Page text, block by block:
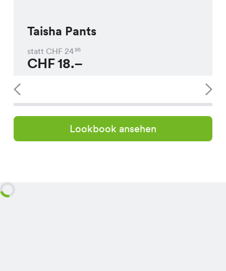
Taisha Pants
statt CHF 2495
CHF18.–
Lookbook ansehen